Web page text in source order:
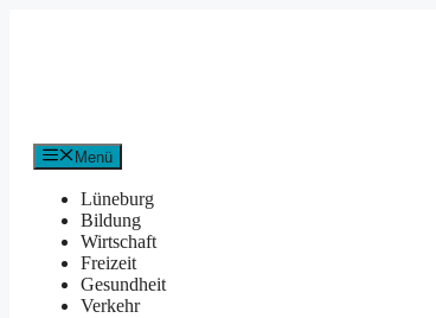
Menü
Lüneburg
Bildung
Wirtschaft
Freizeit
Gesundheit
Verkehr